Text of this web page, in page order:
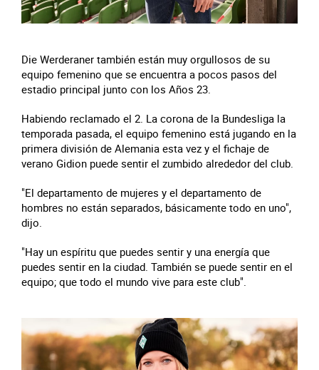
Die Werderaner también están muy orgullosos de su
equipo femenino que se encuentra a pocos pasos del
estadio principal junto con los Años 23.
Habiendo reclamado el 2. La corona de la Bundesliga la
temporada pasada, el equipo femenino está jugando en la
primera división de Alemania esta vez y el fichaje de
verano Gidion puede sentir el zumbido alrededor del club.
"El departamento de mujeres y el departamento de
hombres no están separados, básicamente todo en uno",
dijo.
"Hay un espíritu que puedes sentir y una energía que
puedes sentir en la ciudad. También se puede sentir en el
equipo; que todo el mundo vive para este club".